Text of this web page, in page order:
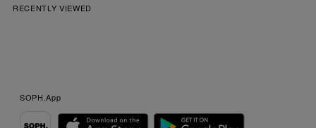
RECENTLY VIEWED
SOPH.App